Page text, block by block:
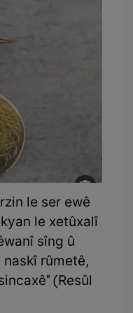
le ser ewê
le xetûxalî
sîng û
rûmetê,
(Resûl